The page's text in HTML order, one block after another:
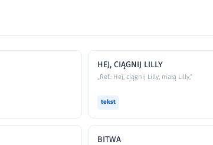
HEJ, CIĄGNIJ LILLY
„Ref.: Hej, ciągnij Lilly, małą Lilly,”
tekst
BITWA